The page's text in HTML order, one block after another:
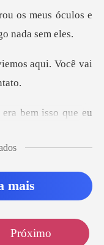
ou os meus óculos e
aqui. Você vai
bem isso que eu
mais
Próximo